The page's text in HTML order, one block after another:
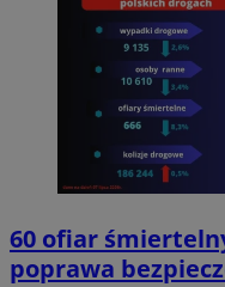
60 ofiar
poprawa